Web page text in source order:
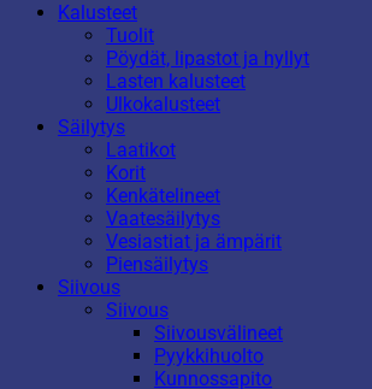
Kalusteet
Tuolit
Pöydät, lipastot ja hyllyt
Lasten kalusteet
Ulkokalusteet
Säilytys
Laatikot
Korit
Kenkätelineet
Vaatesäilytys
Vesiastiat ja ämpärit
Piensäilytys
Siivous
Siivous
Siivousvälineet
Pyykkihuolto
Kunnossapito